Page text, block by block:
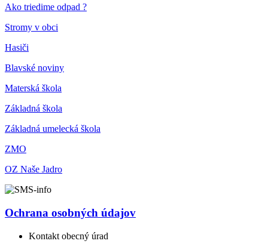
Ako triedime odpad ?
Stromy v obci
Hasiči
Blavské noviny
Materská škola
Základná škola
Základná umelecká škola
ZMO
OZ Naše Jadro
Ochrana osobných údajov
Kontakt obecný úrad